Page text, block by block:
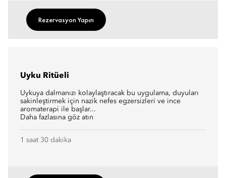
Rezervasyon Yapın
Uyku Ritüeli
Uykuya dalmanızı kolaylaştıracak bu uygulama, duyuları
sakinleştirmek için nazik nefes egzersizleri ve ince
aromaterapi ile başlar...
Daha fazlasına göz atın
1 saat 30 dakika